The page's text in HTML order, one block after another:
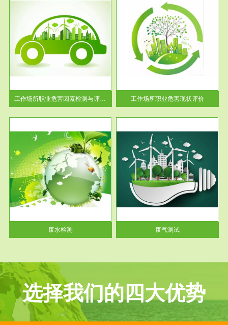
工作场所职业危害因素检测与评价...
服务范围
工作场所职业危害现状评价
【现状评价意义】：具体因素---
-通过质谱分析等多种手段明确
工作场...
工作场所职业危害现状评价
废水检测
服务范围
废气测试
检测范围工业废气检测包括有机
废气和无机废气。有机废气主要
包括...
废气测试
选择我们的四大优势